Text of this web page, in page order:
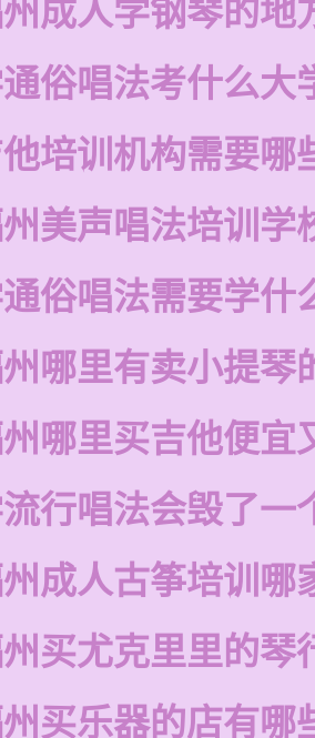
成人学钢琴的地
俗唱法考什么大
培训机构需要哪
美声唱法培训学
俗唱法需要学什
哪里有卖小提琴
哪里买吉他便宜
行唱法会毁了一
成人古筝培训哪
买尤克里里的琴
买乐器的店有哪